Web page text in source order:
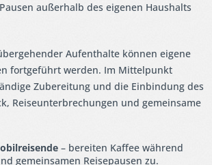
außerhalb des eigenen Haushalts
Aufenthalte können eigene
fortgeführt werden. Im Mittelpunkt
Zubereitung und die Einbindung des
Reiseunterbrechungen und gemeinsame
– bereiten Kaffee während
gemeinsamen Reisepausen zu.